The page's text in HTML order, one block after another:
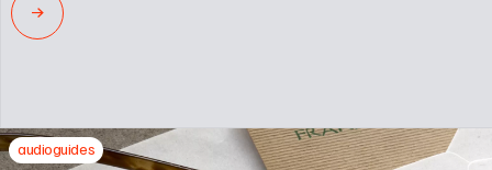
→
audioguides